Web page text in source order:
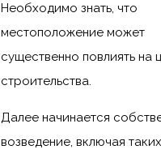
Необходимо знать, что
местоположение может
существенно повлиять на
строительства.
Далее начинается
возведение, включая таких